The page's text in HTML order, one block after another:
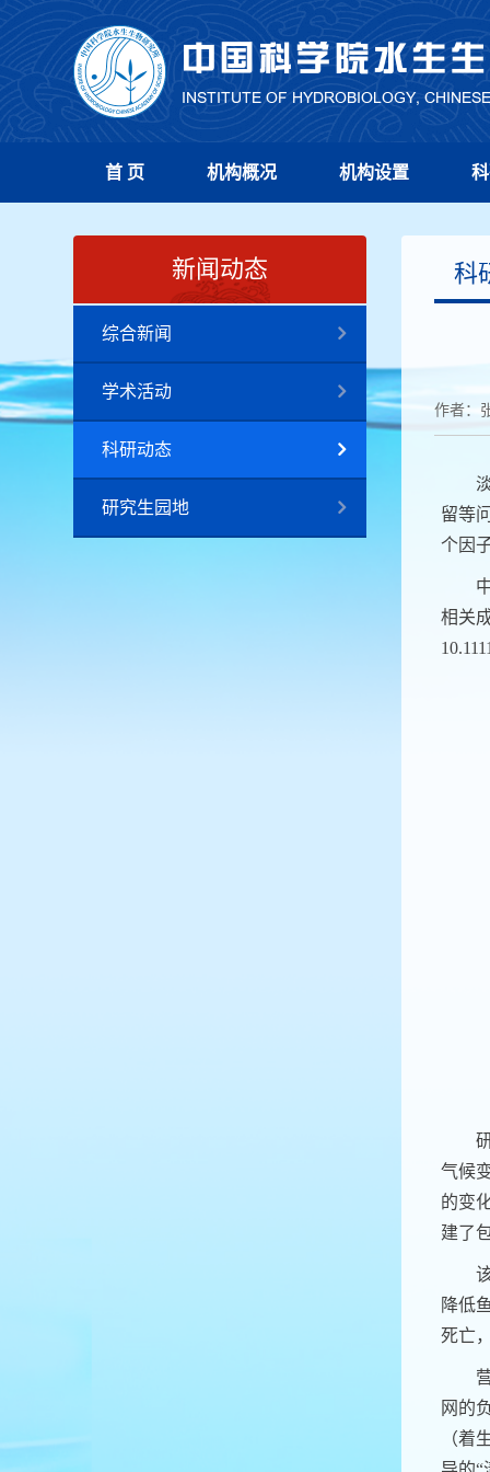
首 页 机构概况 机构设置
新闻动态
综合新闻
学术活动
科研动态
研究生园地
科
作者：
留等
个因
相关
气候
的变
建了
降低
死亡
网的
（着